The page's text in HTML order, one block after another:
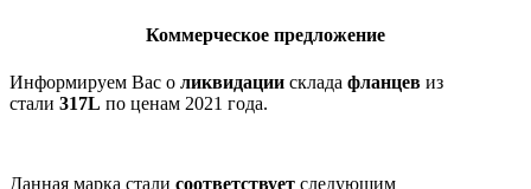
Коммерческое предложение
Информируем Вас о ликвидации склада фланцев из
стали 317L по ценам 2021 года.
Данная марка стали соответствует следующим